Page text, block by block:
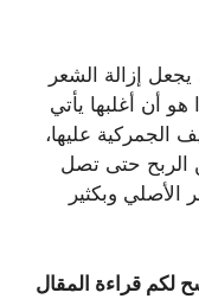
يجعل إزالة الشعر
هو أن أغلبها يأتي
الجمركية عليها،
الربح حتى تصل
وبكثير
لكم قراءة المقال